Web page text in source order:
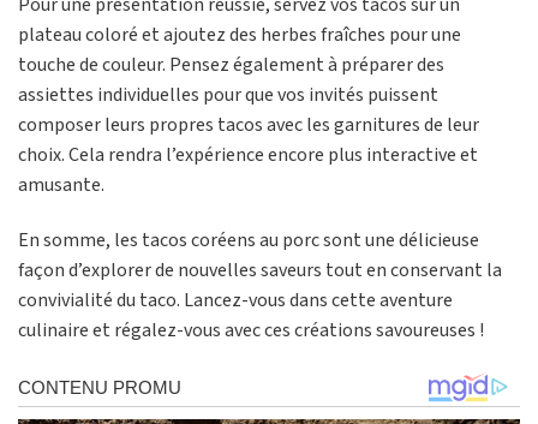
plateau coloré et ajoutez des herbes fraîches pour une
touche de couleur. Pensez également à préparer des
assiettes individuelles pour que vos invités puissent
composer leurs propres tacos avec les garnitures de leur
choix. Cela rendra l’expérience encore plus interactive et
amusante.
En somme, les tacos coréens au porc sont une délicieuse
façon d’explorer de nouvelles saveurs tout en conservant la
convivialité du taco. Lancez-vous dans cette aventure
culinaire et régalez-vous avec ces créations savoureuses !